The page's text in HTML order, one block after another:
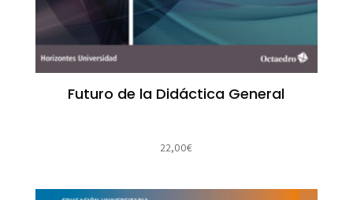
Futuro de la Didáctica General
22,00€